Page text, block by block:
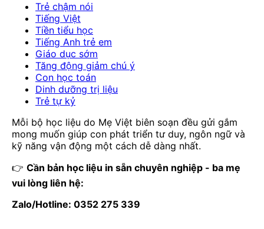
Trẻ chậm nói
Tiếng Việt
Tiền tiểu học
Tiếng Anh trẻ em
Giáo dục sớm
Tăng động giảm chú ý
Con học toán
Dinh dưỡng trị liệu
Trẻ tự kỷ
Mỗi bộ học liệu do Mẹ Việt biên soạn đều gửi gắm
mong muốn giúp con phát triển tư duy, ngôn ngữ và
kỹ năng vận động một cách dễ dàng nhất.
👉 Cần bản học liệu in sẵn chuyên nghiệp - ba mẹ
vui lòng liên hệ:
Zalo/Hotline: 0352 275 339